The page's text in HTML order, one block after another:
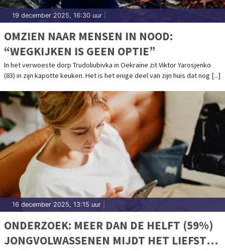
19 december 2025, 16:30 uur
OMZIEN NAAR MENSEN IN NOOD:
“WEGKIJKEN IS GEEN OPTIE”
In het verwoeste dorp Trudoliubivka in Oekraïne zit Viktor Yarosjenko
(83) in zijn kapotte keuken. Het is het enige deel van zijn huis dat nog [...]
16 december 2025, 13:15 uur
ONDERZOEK: MEER DAN DE HELFT (59%)
JONGVOLWASSENEN MIJDT HET LIEFST